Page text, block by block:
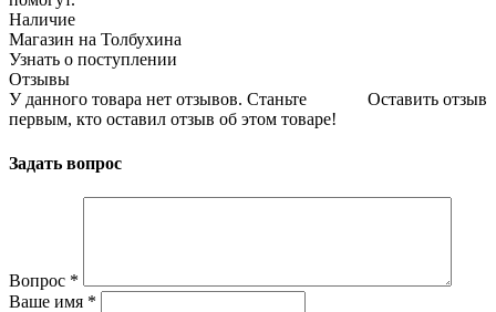
Наличие
Магазин на Толбухина
Узнать о поступлении
Отзывы
Оставить отзыв
У данного товара нет отзывов. Станьте
первым, кто оставил отзыв об этом товаре!
Задать вопрос
Вопрос *
Ваше имя *